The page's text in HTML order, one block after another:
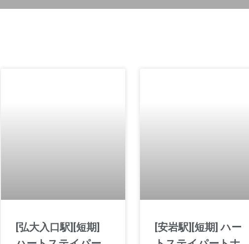
[弘大入口駅][短期]
[安岩駅][短期] ハー